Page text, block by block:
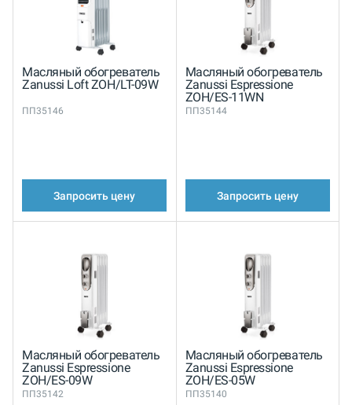
Масляный обогреватель
Zanussi Loft ZOH/LT-09W
ПП35146
Запросить цену
Масляный обогреватель
Zanussi Espressione
ZOH/ES-11WN
ПП35144
Запросить цену
Масляный обогреватель
Zanussi Espressione
ZOH/ES-09W
ПП35142
Масляный обогреватель
Zanussi Espressione
ZOH/ES-05W
ПП35140